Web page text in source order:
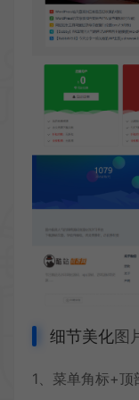
细节美化图
1、菜单角标+